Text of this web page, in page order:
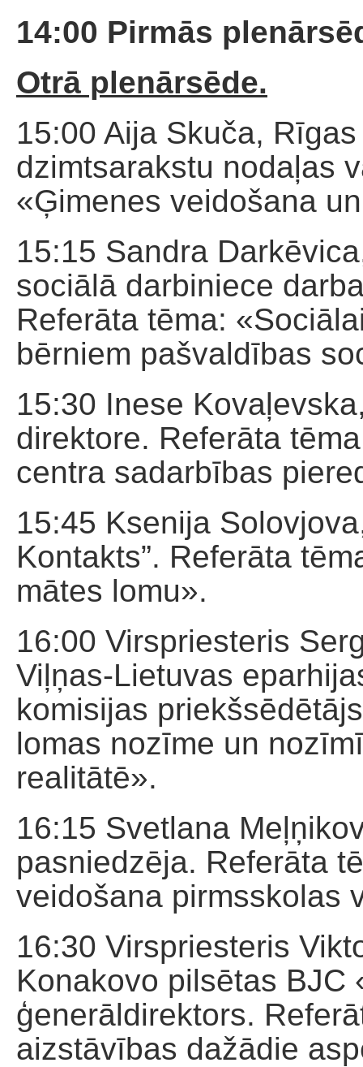
14:00 Pirmās
Otrā plenārsēde.
15:00 Aija Skuča,
dzimtsarakstu nodaļas
«Ģimenes veidošana
15:15 Sandra
sociālā darbiniece
Referāta tēma:
bērniem pašvaldības
15:30 Inese
direktore. Referāta
centra sadarbības
15:45 Ksenija
Kontakts”. Referāta
mātes lomu».
16:00 Virspriesteris
Viļņas-Lietuvas
komisijas
lomas nozīme un
realitātē».
16:15 Svetlana
pasniedzēja. Referāta
veidošana pirmsskolas
16:30 Virspriesteris
Konakovo pilsētas BJC
ģenerāldirektors.
aizstāvības dažādie